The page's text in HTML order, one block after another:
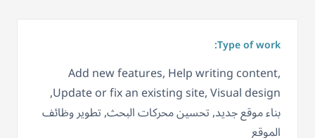
Type of work:
Add new features, Help writing content,
Update or fix an existing site, Visual design,
بناء موقع جديد, تحسين محركات البحث, تطوير وظائف
الموقع